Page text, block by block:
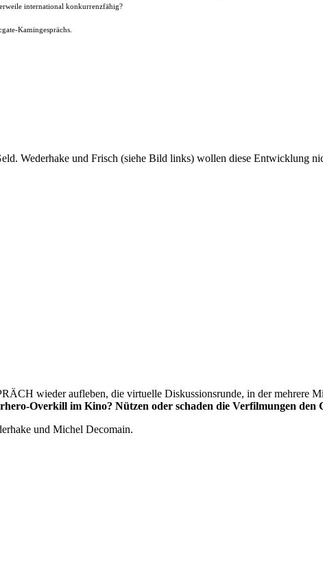
international konkurrenzfähig?
Kamingesprächs.
Wederhake und Frisch (siehe Bild links) wollen diese Entwicklung
wieder aufleben, die virtuelle Diskussionsrunde, in der mehrere
Overkill im Kino? Nützen oder schaden die Verfilmungen den
und Michel Decomain.